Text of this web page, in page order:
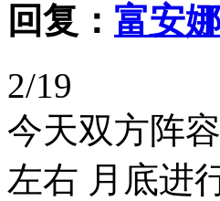
回复： 富安
2/19
今天双方阵
左右 月底进